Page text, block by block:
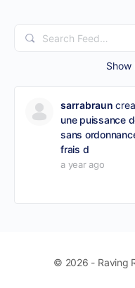
Search
Feed…
Show
sarrabraun
une puissance
sans
frais d
a year ago
© 2026 - Raving